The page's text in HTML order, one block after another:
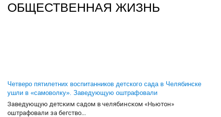
ОБЩЕСТВЕННАЯ ЖИЗНЬ
Четверо пятилетних воспитанников детского сада в Челябинске
ушли в «самоволку». Заведующую оштрафовали
Заведующую детским садом в челябинском «Ньютон»
оштрафовали за бегство...